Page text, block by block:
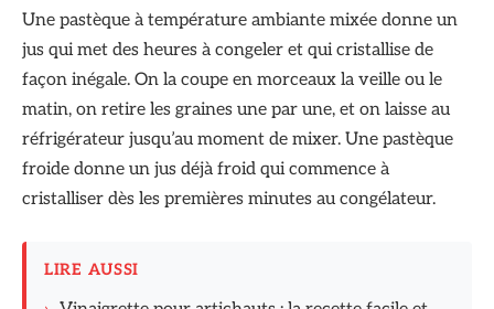
Une pastèque à température ambiante mixée donne un
jus qui met des heures à congeler et qui cristallise de
façon inégale. On la coupe en morceaux la veille ou le
matin, on retire les graines une par une, et on laisse au
réfrigérateur jusqu’au moment de mixer. Une pastèque
froide donne un jus déjà froid qui commence à
cristalliser dès les premières minutes au congélateur.
LIRE AUSSI